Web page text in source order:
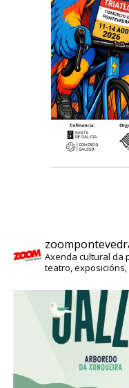
Axenda cultural da
teatro,